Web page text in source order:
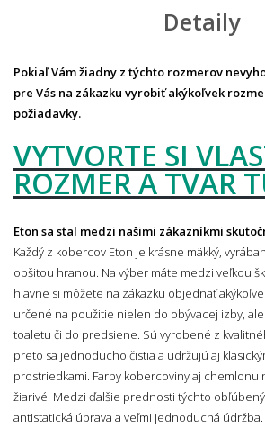
Detaily
Pokiaľ Vám žiadny z týchto rozmerov
pre Vás na zákazku vyrobiť akýkoľvek
požiadavky.
VYTVORTE SI
ROZMER A TVAR
Eton sa stal medzi našimi zákazníkmi
Každý z kobercov Eton je krásne mäkký,
obšitou hranou. Na výber máte medzi veľkou
hlavne si môžete na zákazku objednať
určené na použitie nielen do obývacej izby,
toaletu či do predsiene. Sú vyrobené z
preto sa jednoducho čistia a udržujú aj
prostriedkami. Farby kobercoviny aj chemlonu
žiarivé. Medzi ďalšie prednosti týchto
antistatická úprava a veľmi jednoduchá